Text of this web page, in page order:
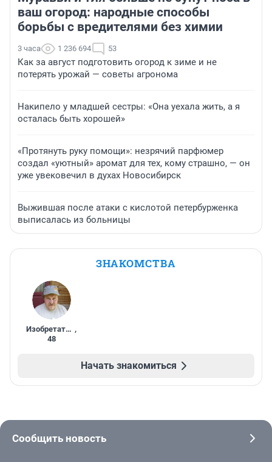
ваш огород: народные способы
борьбы с вредителями без химии
3 часа 1 236 694 53
Как за август подготовить огород к зиме и не
потерять урожай — советы агронома
Накипело у младшей сестры: «Она уехала жить, а я
осталась быть хорошей»
«Протянуть руку помощи»: незрячий парфюмер
создал «уютный» аромат для тех, кому страшно, — он
уже увековечил в духах Новосибирск
Выжившая после атаки с кислотой петербурженка
выписалась из больницы
ЗНАКОМСТВА
Изобретатель ,
48
Начать знакомиться
Сообщить новость